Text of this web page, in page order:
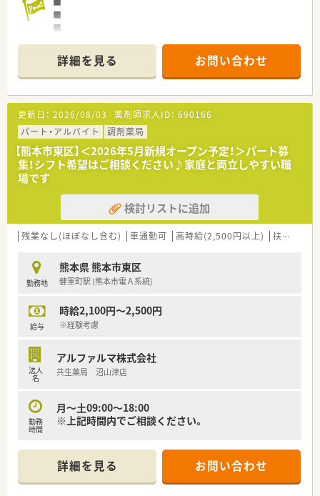
■
■
詳細を見る お問い合わせ
更新日： 2026/08/03 薬剤師求人ID： 690166
パート・アルバイト
調剤薬局
【熊本市東区】＜2026年5月新規オープン予定！＞パート募
集！シフト希望はご相談ください♪家庭と両立しやすい職
場です
検討リストに追加
残業なし(ほぼなし含む) 車通勤可 高時給(2,500円以上) 扶養内勤務OK
勤務地
熊本県 熊本市東区
健軍町駅 (熊本市電Ａ系統)
給与
時給2,100円～2,500円
※経験考慮
法人
名
アルファルマ株式会社
共生薬局 沼山津店
勤務
時間
月～土09:00～18:00
※上記時間内でご相談ください。
詳細を見る お問い合わせ